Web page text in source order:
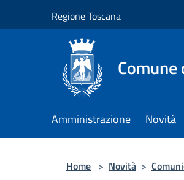
Regione Toscana
Amministrazione Novità
Home > Novità >